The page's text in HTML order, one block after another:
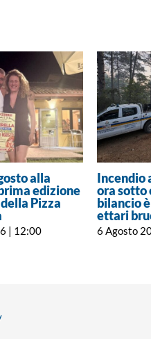
alla
edizione
Pizza
| 12:00
Incendio
ora sotto
bilancio
ettari
6 Agosto